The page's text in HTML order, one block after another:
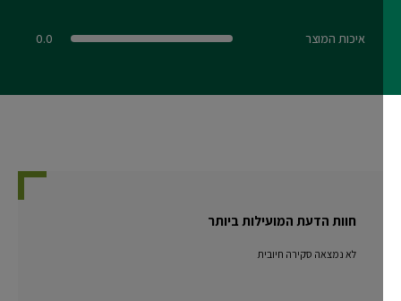
איכות המוצר
חוות הדעת המועילות ביותר
לא נמצאה סקירה חיובית